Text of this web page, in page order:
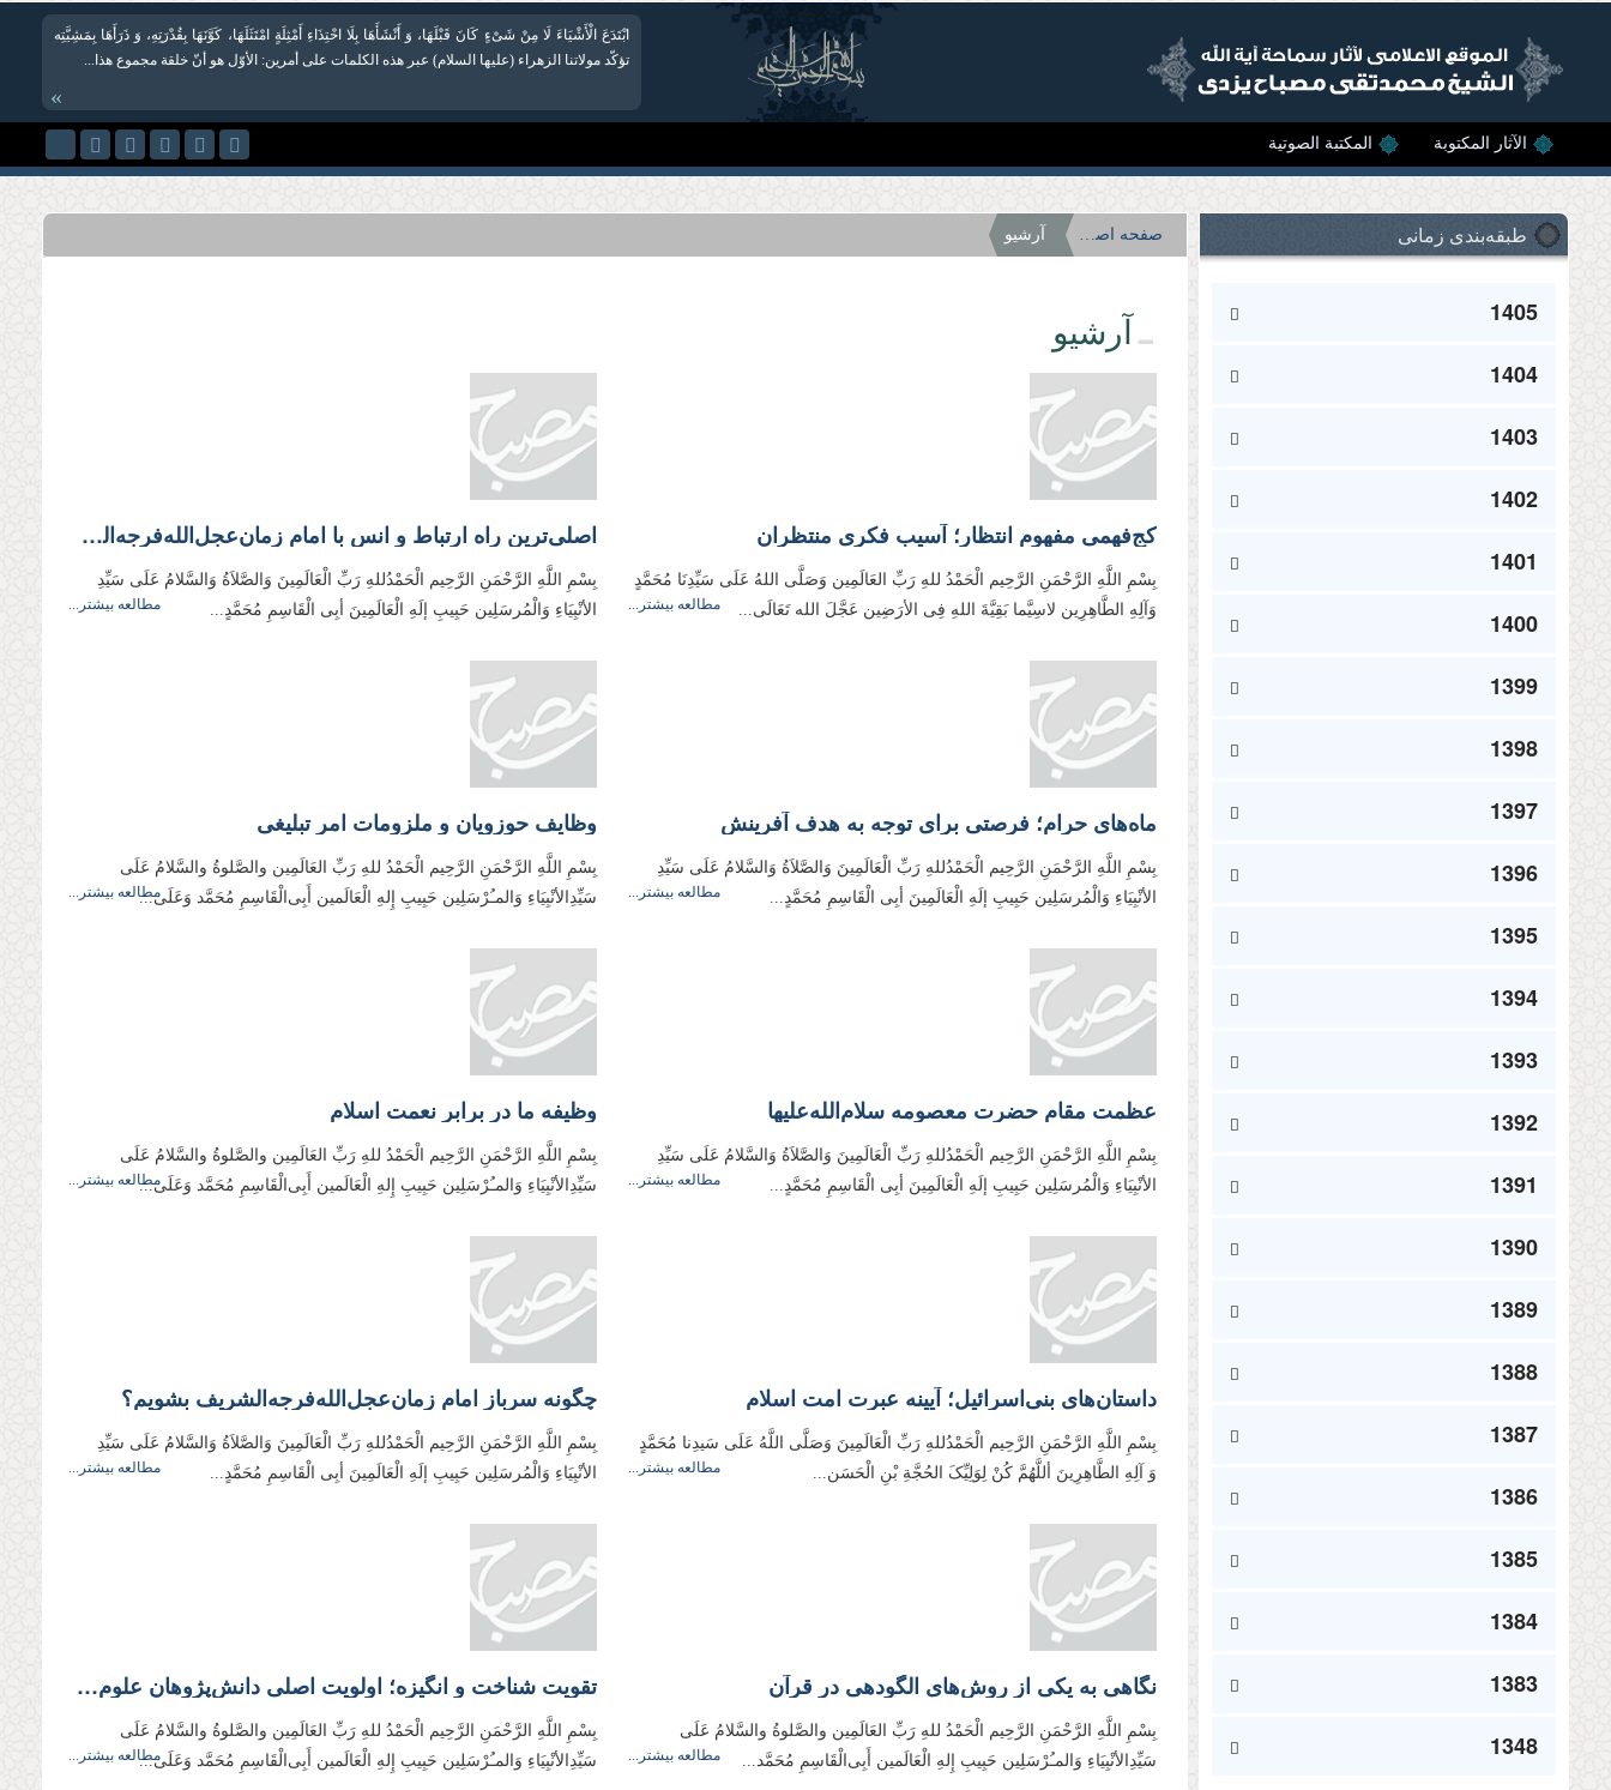
ابْتَدَعَ الْأَشْیَاءَ لَا مِنْ شَیْ‏ءٍ كَانَ قَبْلَهَا، وَ أَنْشَأَهَا بِلَا احْتِذَاءِ أَمْثِلَةٍ امْتَثَلَهَا، كَوَّنَهَا بِقُدْرَتِهِ، وَ ذَرَأَهَا بِمَشِیَّتِه
تؤكّد مولاتنا الزهراء (علیها السلام) عبر هذه الكلمات على أمرین: الأوّل هو أنّ خلقة مجموع هذا...
»
الآثار المکتوبة المکتبة الصوتية
طبقه‌بندی زمانی
1405
1404
1403
1402
1401
1400
1399
1398
1397
1396
1395
1394
1393
1392
1391
1390
1389
1388
1387
1386
1385
1384
1383
1348
صفحه اصلی آرشیو
آرشیو
کج‌فهمی مفهوم انتظار؛ آسیب فکری منتظران
بِسْمِ اللَّهِ الرَّحْمَنِ الرَّحِيم الْحَمْدُ للهِ رَبِّ العَالَمِین وَصَلَّی اللهُ عَلَی سَیِّدِنَا مُحَمَّدٍ
وَآلِهِ الطَّاهِرِین لاسِیَّما بَقِیَّةَ اللهِ فِی الأرَضِین عَجَّلَ الله تَعَالَی...
مطالعه بیشتر...
اصلی‌ترین راه ارتباط و انس با امام زمان‌عجل‌‌الله‌‌فرجه‌‌الشریف
بِسْمِ اللَّهِ الرَّحْمَنِ الرَّحِیم الْحَمْدُللهِ رَبِّ الْعَالَمِینَ وَالصَّلاَةُ وَالسَّلامُ عَلَی سَیِّدِ
الأنْبِیَاءِ وَالْمُرسَلِین حَبِیبِ إلَهِ الْعَالَمِینَ أبِی الْقَاسِمِ مُحَمَّدٍ...
مطالعه بیشتر...
ماه‌های حرام؛ فرصتی برای توجه به هدف آفرینش
بِسْمِ اللَّهِ الرَّحْمَنِ الرَّحِیم الْحَمْدُللهِ رَبِّ الْعَالَمِینَ وَالصَّلاَةُ وَالسَّلامُ عَلَی سَیِّدِ
الأنْبِیَاءِ وَالْمُرسَلِین حَبِیبِ إلَهِ الْعَالَمِینَ أبِی الْقَاسِمِ مُحَمَّدٍ...
مطالعه بیشتر...
وظایف حوزویان و ملزومات امر تبلیغی
بِسْمِ اللَّهِ الرَّحْمَنِ الرَّحِیم الْحَمْدُ للهِ رَبِّ العَالَمِین والصَّلوةُ والسَّلامُ عَلَی
سَیِّدِالأنْبِیَاءِ وَالمـُرْسَلِین حَبِیبِ إِلهِ الْعَالَمین أَبِی‌‌الْقَاسِمِ مُحَمَّد وَعَلَی...مطالعه بیشتر...
عظمت مقام حضرت معصومه سلام‌‌الله‌‌عليها
بِسْمِ اللَّهِ الرَّحْمَنِ الرَّحِیم الْحَمْدُللهِ رَبِّ الْعَالَمِینَ وَالصَّلاَةُ وَالسَّلامُ عَلَی سَیِّدِ
الأنْبِیَاءِ وَالْمُرسَلِین حَبِیبِ إلَهِ الْعَالَمِینَ أبِی الْقَاسِمِ مُحَمَّدٍ...
مطالعه بیشتر...
وظیفه ما در برابر نعمت اسلام
بِسْمِ اللَّهِ الرَّحْمَنِ الرَّحِیم الْحَمْدُ للهِ رَبِّ العَالَمِین والصَّلوةُ والسَّلامُ عَلَی
سَیِّدِالأنْبِیَاءِ وَالمـُرْسَلِین حَبِیبِ إِلهِ الْعَالَمین أَبِی‌‌‌الْقَاسِمِ مُحَمَّد وَعَلَی...مطالعه بیشتر...
داستان‌های بنی‌اسرائیل؛ آیینه عبرت امت اسلام
بِسْمِ اللَّهِ الرَّحْمَنِ الرَّحِیم الْحَمْدُللهِ رَبِّ الْعَالَمِینَ وَصَلَّی اللَّهُ عَلَی سَیدِنا مُحَمَّدٍ
وَ آلِهِ الطَّاهِرِینَ أللَّهُمَّ کُنْ لِوَلِیِّکَ الحُجَّةِ بْنِ الْحَسَن...
مطالعه بیشتر...
چگونه سرباز امام زمان‌‌عجل‌‌الله‌‌فرجه‌‌الشریف بشویم؟
بِسْمِ اللَّهِ الرَّحْمَنِ الرَّحِیم الْحَمْدُللهِ رَبِّ الْعَالَمِینَ وَالصَّلاَةُ وَالسَّلامُ عَلَی سَیِّدِ
الأنْبِیَاءِ وَالْمُرسَلِین حَبِیبِ إلَهِ الْعَالَمِینَ أبِی الْقَاسِمِ مُحَمَّدٍ...
مطالعه بیشتر...
نگاهی به یکی از روش‌‌‌‌‌‌‌‌‌های الگودهی در قرآن
بِسْمِ اللَّهِ الرَّحْمَنِ الرَّحِیم الْحَمْدُ للهِ رَبِّ العَالَمِین والصَّلوةُ والسَّلامُ عَلَی
سَیِّدِالأنْبِیَاءِ وَالمـُرْسَلِین حَبِیبِ إِلهِ الْعَالَمین أَبِی‌‌‌‌‌‌‌‌‌الْقَاسِمِ مُحَمَّد...
مطالعه بیشتر...
تقویت شناخت و انگیزه؛ اولویت اصلی دانش‌پژوهان علوم دینی
بِسْمِ اللَّهِ الرَّحْمَنِ الرَّحِیم الْحَمْدُ للهِ رَبِّ العَالَمِین والصَّلوةُ والسَّلامُ عَلَی
سَیِّدِالأنْبِیَاءِ وَالمـُرْسَلِین حَبِیبِ إِلهِ الْعَالَمین أَبِی‌الْقَاسِمِ مُحَمَّد وَعَلَی...مطالعه بیشتر...